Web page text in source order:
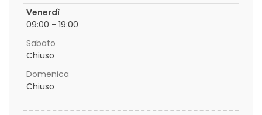
Venerdì
09:00 - 19:00
Sabato
Chiuso
Domenica
Chiuso